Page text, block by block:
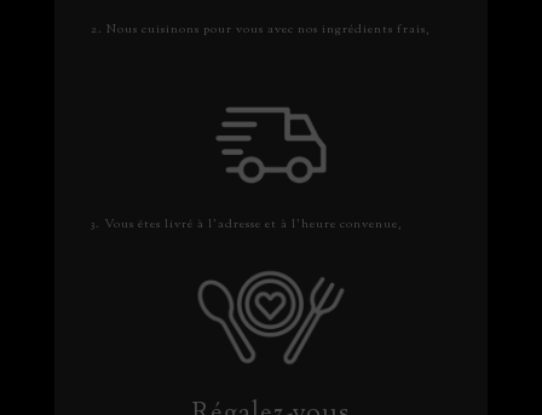
2. Nous cuisinons pour vous avec nos ingrédients frais,
3. Vous êtes livré à l’adresse et à l’heure convenue,